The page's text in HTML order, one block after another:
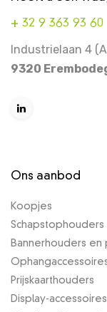
+ 32 9 363 93 60
Industrielaan 4
9320
Ons aanbod
Koopjes
Schapstophouders
Bannerhouders en
Prijskaarthouders
Display-accessoires